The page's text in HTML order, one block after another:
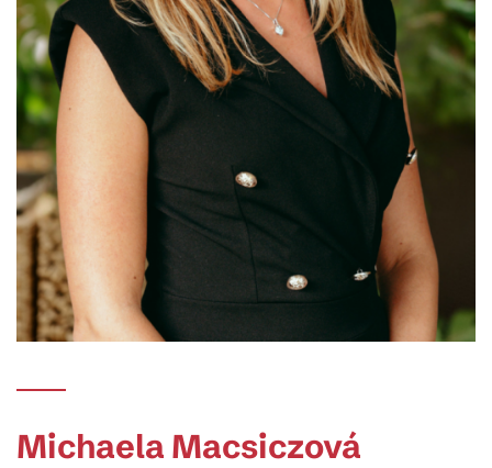
Michaela Macsiczová